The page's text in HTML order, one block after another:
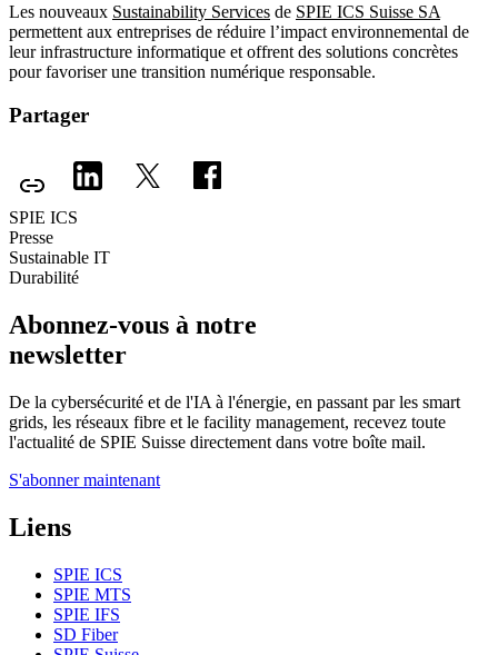
Les nouveaux Sustainability Services de SPIE ICS Suisse SA
permettent aux entreprises de réduire l’impact environnemental de
leur infrastructure informatique et offrent des solutions concrètes
pour favoriser une transition numérique responsable.
Partager
SPIE ICS
Presse
Sustainable IT
Durabilité
Abonnez-vous à notre
newsletter
De la cybersécurité et de l'IA à l'énergie, en passant par les smart
grids, les réseaux fibre et le facility management, recevez toute
l'actualité de SPIE Suisse directement dans votre boîte mail.
S'abonner maintenant
Liens
SPIE ICS
SPIE MTS
SPIE IFS
SD Fiber